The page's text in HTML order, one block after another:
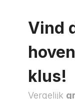
Vind
klus!
Vergelijk